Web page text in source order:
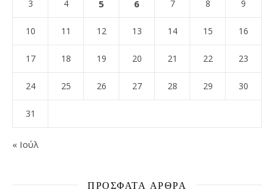
3 4 5 6 7 8 9
10 11 12 13 14 15 16
17 18 19 20 21 22 23
24 25 26 27 28 29 30
31
« Ιούλ
ΠΡΌΣΦΑΤΑ ΆΡΘΡΑ